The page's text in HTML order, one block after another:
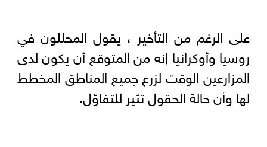
على الرغم من التأخير ، يقول المحللون في
روسيا وأوكرانيا إنه من المتوقع أن يكون لدى
المزارعين الوقت لزرع جميع المناطق المخطط
لها وأن حالة الحقول تثير للتفاؤل.